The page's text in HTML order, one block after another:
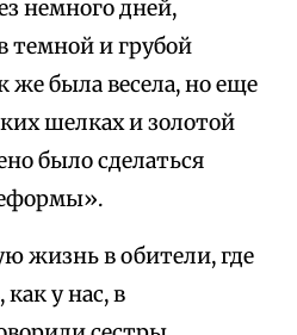
немного дней,
темной и грубой
же была весела, но еще
шелках и золотой
было сделаться
жизнь в обители, где
у нас, в